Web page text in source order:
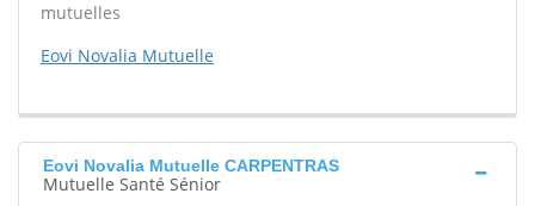
mutuelles
Eovi Novalia Mutuelle
Eovi Novalia Mutuelle CARPENTRAS
Mutuelle Santé Sénior